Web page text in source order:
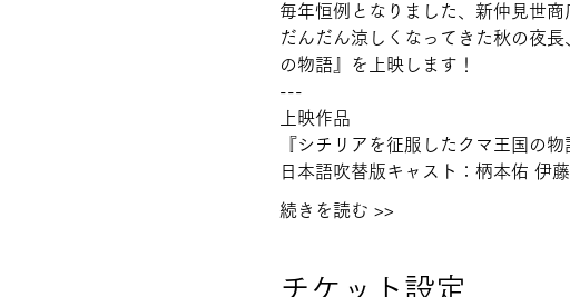
毎年恒例となりました、新仲見世商
だんだん涼しくなってきた秋の夜
の物語』を上映します！
---
上映作品
『シチリアを征服したクマ王国の物
日本語吹替版キャスト：柄本佑 伊
続きを読む >>
チケット設定